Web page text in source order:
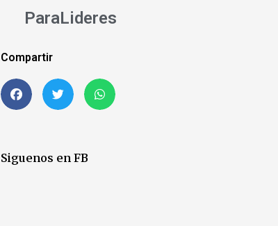
ParaLideres
Compartir
Siguenos en FB